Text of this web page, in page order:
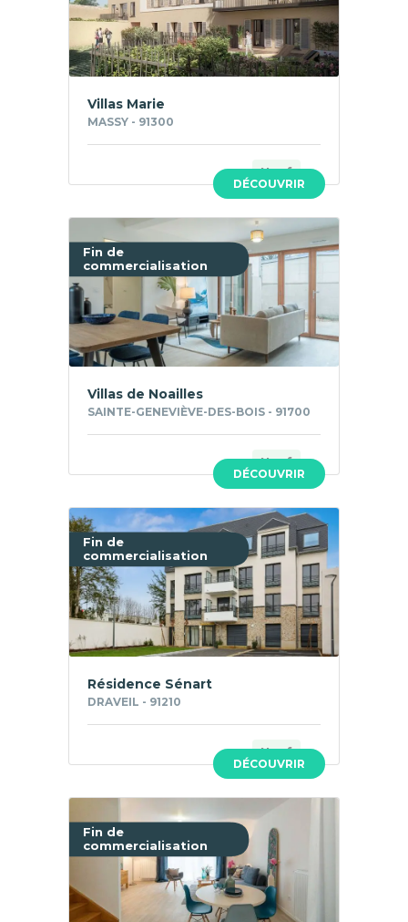
DÉCOUVRIR
Villas Marie
MASSY - 91300
Neuf
Fin de
commercialisation
DÉCOUVRIR
Villas de Noailles
SAINTE-GENEVIÈVE-DES-BOIS - 91700
Neuf
Fin de
commercialisation
DÉCOUVRIR
Résidence Sénart
DRAVEIL - 91210
Neuf
Fin de
commercialisation